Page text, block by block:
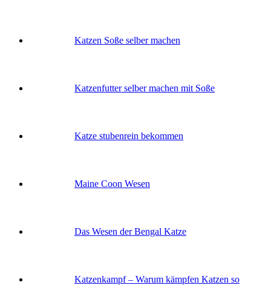
Katzen Soße selber machen
Katzenfutter selber machen mit Soße
Katze stubenrein bekommen
Maine Coon Wesen
Das Wesen der Bengal Katze
Katzenkampf – Warum kämpfen Katzen so